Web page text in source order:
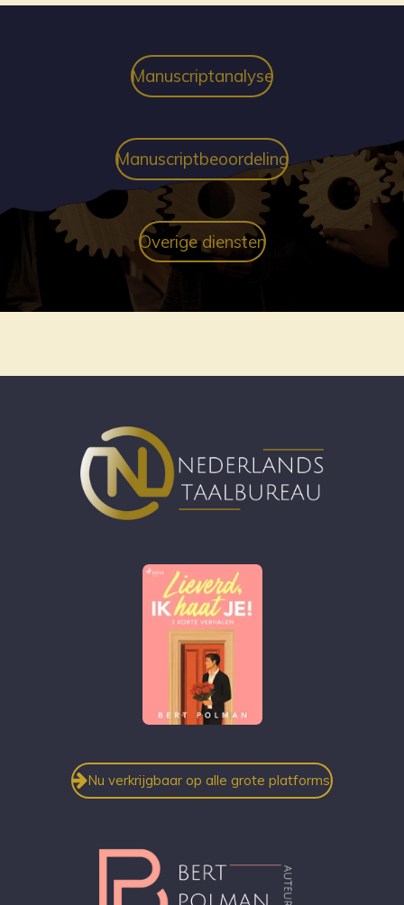
Manuscriptanalyse
Manuscriptbeoordeling
Overige diensten
Nu verkrijgbaar op alle grote platforms!